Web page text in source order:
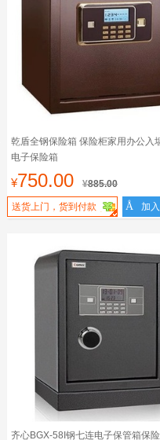
乾盾全钢保险箱 保险柜家用办公入
电子保险箱
¥750.00 ¥885.00
送货上门，货到付款 Å 加
齐心BGX-58I钢七连电子保管箱保